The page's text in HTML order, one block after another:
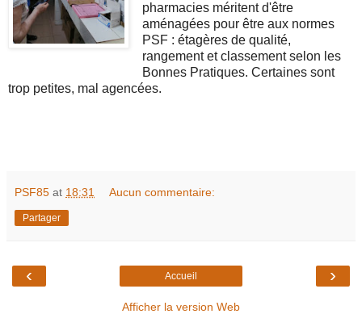
pharmacies méritent d'être
aménagées pour être aux normes
PSF : étagères de qualité,
rangement et classement selon les
Bonnes Pratiques. Certaines sont
trop petites, mal agencées.
PSF85 at 18:31 Aucun commentaire:
Partager
‹ ›
Accueil
Afficher la version Web